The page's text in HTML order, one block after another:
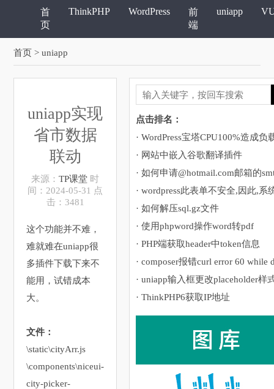
首
页
ThinkPHP WordPress
前
端
uniapp
首页 > uniapp
uniapp实现
省市数据
联动
来源：TP课堂 时
间：2024-05-31 点
击：3481
这个功能并不难，
难就难在uniapp很
多插件下载下来不
能用，试错成本
大。
文件：
\static\cityArr.js
\components\niceui-
city-picker-
点击排名：
· 网站中嵌入谷歌翻译插件
· 如何申请@hotmail.com邮箱的
· 如何解压sql.gz文件
· 使用phpword操作word转pdf
· PHP端获取header中token信息
· uniapp输入框更改placeholder样
· ThinkPHP6获取IP地址